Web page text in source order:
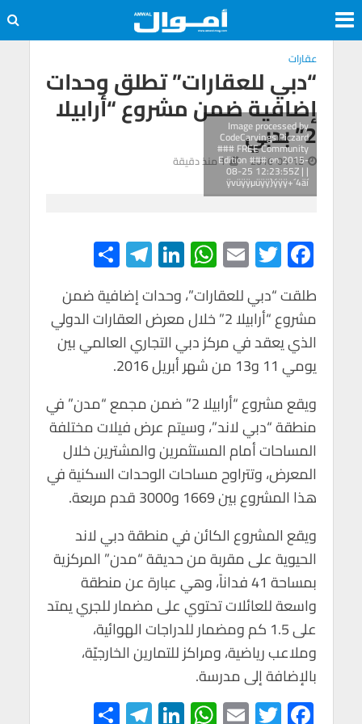
عقارات
“دبي للعقارات” تطلق وحدات
إضافية ضمن مشروع “أرابيلا
2” بدبي
2016-04-12 1 منذ دقيقة
Image processed by
CodeCarvings Piczard
### FREE Community
Edition ### on 2015-
08-25 12:23:55Z | |
ÿvüÿÿµüÿÿ}ýÿÿ+´4äí
F
ac
e
b
o
o
k
T
wi
tt
er
E
m
ail
W
h
at
s
A
p
p
Li
n
ke
dI
n
Te
le
gr
a
m
h
ar
e
طلقت “دبي للعقارات”، وحدات إضافية ضمن
مشروع “أرابيلا 2” خلال معرض العقارات الدولي
الذي يعقد في مركز دبي التجاري العالمي بين
يومي 11 و13 من شهر أبريل 2016.
ويقع مشروع “أرابيلا 2” ضمن مجمع “مدن” في
منطقة “دبي لاند”، وسيتم عرض فيلات مختلفة
المساحات أمام المستثمرين والمشترين خلال
المعرض، وتتراوح مساحات الوحدات السكنية في
هذا المشروع بين 1669 و3000 قدم مربعة.
ويقع المشروع الكائن في منطقة دبي لاند
الحيوية على مقربة من حديقة “مدن” المركزية
بمساحة 41 فداناً، وهي عبارة عن منطقة
واسعة للعائلات تحتوي على مضمار للجري يمتد
على 1.5 كم ومضمار للدراجات الهوائية،
وملاعب رياضية، ومراكز للتمارين الخارجيّة،
بالإضافة إلى مدرسة.